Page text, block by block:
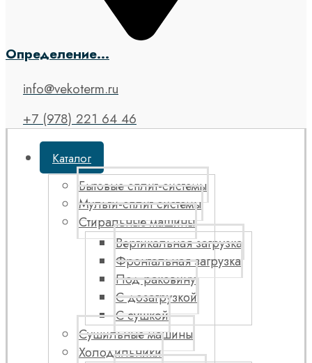
Определение...
info@vekoterm.ru
+7 (978) 221 64 46
Каталог
Бытовые сплит-системы
Мульти-сплит системы
Стиральные машины
Вертикальная загрузка
Фронтальная загрузка
Под раковину
С дозагрузкой
С сушкой
Сушильные машины
Холодильники